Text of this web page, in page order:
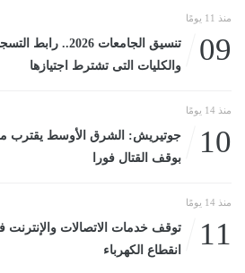
منذ 11 يومًا
09
تنسيق الجامعات
والكليات التى تشترط اجتيازها
منذ 14 يومًا
10
جوتيريش: الشرق الأوسط يقترب
بوقف القتال فورا
منذ 14 يومًا
11
توقف خدمات الاتصالات
انقطاع الكهرباء